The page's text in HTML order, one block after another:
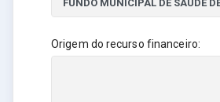
Origem do recurso financeiro: